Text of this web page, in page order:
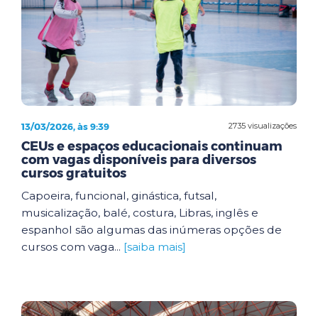
2735 visualizações
13/03/2026, às 9:39
CEUs e espaços educacionais continuam
com vagas disponíveis para diversos
cursos gratuitos
Capoeira, funcional, ginástica, futsal,
musicalização, balé, costura, Libras, inglês e
espanhol são algumas das inúmeras opções de
cursos com vaga... [saiba mais]